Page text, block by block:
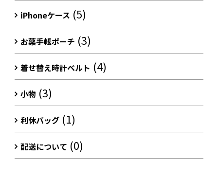
iPhoneケース (5)
お薬手帳ポーチ (3)
着せ替え時計ベルト (4)
小物 (3)
利休バッグ (1)
配送について (0)